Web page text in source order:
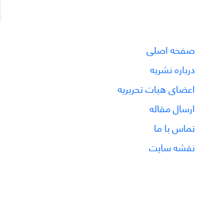
صفحه اصلی
درباره نشریه
اعضای هیات تحریریه
ارسال مقاله
تماس با ما
نقشه سایت